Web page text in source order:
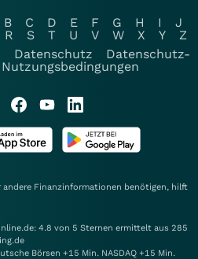
B C D E F G H I
J
R S T U V W X Y
Z
Datenschutz
Datenschutz-
Nutzungsbedingungen
andere Finanzinformationen benötigen, hilft
4.8 von 5 Sternen ermittelt aus 285
Börsen +15 Min. NASDAQ +15 Min.